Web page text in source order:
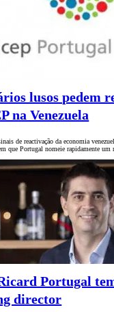
lusos pedem
na Venezuela
de reactivação da economia
que Portugal nomeie rapidamente um
Portugal
director